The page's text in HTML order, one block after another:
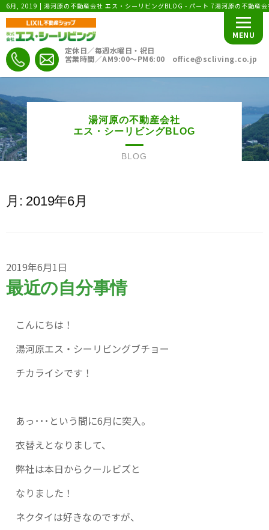
6月, 2019 | 湯河原の不動産会社 エス・シーリビングBLOG - パート 7湯河原の不動産
定休日／毎週水曜日・祝日
営業時間／AM9:00〜PM6:00 office@scliving.co.jp
MENU
湯河原の不動産会社
エス・シーリビングBLOG
BLOG
月: 2019年6月
2019年6月1日
最近の自分事情
こんにちは！
湯河原エス・シーリビングブチョー
チカライシです！
あっ･･･という間に6月に突入。
衣替えとなりまして、
弊社は本日からクールビズと
なりました！
ネクタイは好きなのですが、